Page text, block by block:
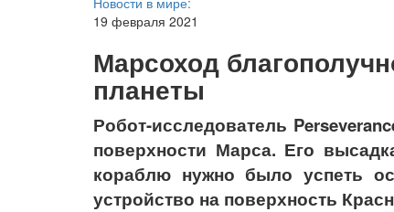
19 февраля 2021
Марсоход
планеты
Робот-исследователь
поверхности Марса. Его
кораблю нужно было успеть
устройство на поверхность